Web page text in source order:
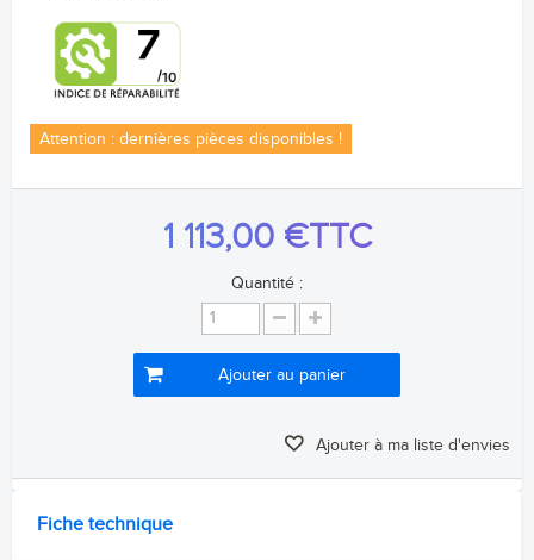
Attention : dernières pièces disponibles !
1 113,00 €TTC
Quantité :
Ajouter au panier
Ajouter à ma liste d'envies
Fiche technique